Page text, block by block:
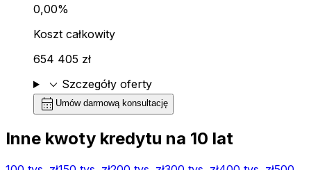
0,00%
Koszt całkowity
654 405 zł
expand_more Szczegóły oferty
calendar_month Umów darmową konsultację
Inne kwoty kredytu na 10 lat